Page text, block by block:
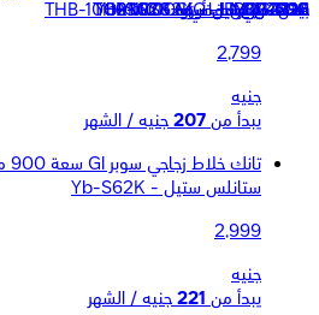
بيض - اسود - THB-1000MC
2,799
جنيه
يبدأ من 207 جنيه / الشهر
ستانلس ستيل - Yb-S62K
2,999
جنيه
يبدأ من 221 جنيه / الشهر